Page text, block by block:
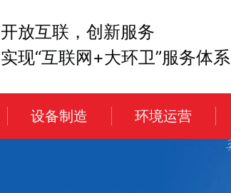
开放互联，创新服务
实现“互联网+大环卫”服务体系
设备制造 环境运营